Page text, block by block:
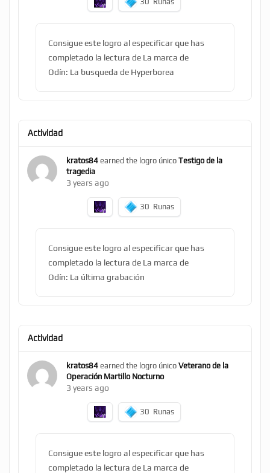
Consigue este logro al especificar que has
completado la lectura de La marca de
Odín: La busqueda de Hyperborea
Actividad
kratos84 earned the logro único Testigo de la
tragedia
3 years ago
30 Runas
Consigue este logro al especificar que has
completado la lectura de La marca de
Odín: La última grabación
Actividad
kratos84 earned the logro único Veterano de la
Operación Martillo Nocturno
3 years ago
30 Runas
Consigue este logro al especificar que has
completado la lectura de La marca de